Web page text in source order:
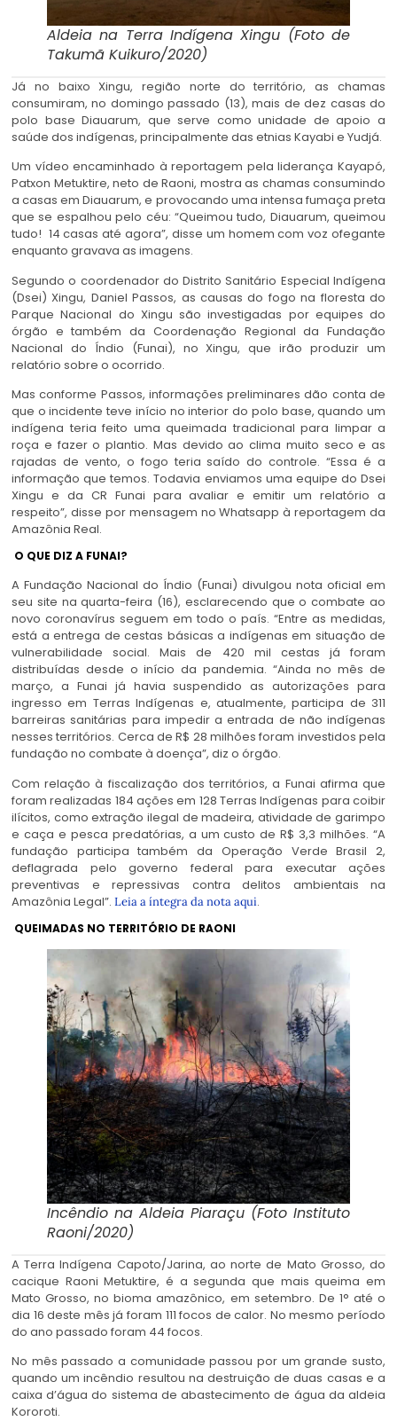
Aldeia na Terra Indígena Xingu (Foto de
Takumã Kuikuro/2020)
Já no baixo Xingu, região norte do território, as chamas
consumiram, no domingo passado (13), mais de dez casas do
polo base Diauarum, que serve como unidade de apoio a
saúde dos indígenas, principalmente das etnias Kayabi e Yudjá.
Um vídeo encaminhado à reportagem pela liderança Kayapó,
Patxon Metuktire, neto de Raoni, mostra as chamas consumindo
a casas em Diauarum, e provocando uma intensa fumaça preta
que se espalhou pelo céu: “Queimou tudo, Diauarum, queimou
tudo! 14 casas até agora”, disse um homem com voz ofegante
enquanto gravava as imagens.
Segundo o coordenador do Distrito Sanitário Especial Indígena
(Dsei) Xingu, Daniel Passos, as causas do fogo na floresta do
Parque Nacional do Xingu são investigadas por equipes do
órgão e também da Coordenação Regional da Fundação
Nacional do Índio (Funai), no Xingu, que irão produzir um
relatório sobre o ocorrido.
Mas conforme Passos, informações preliminares dão conta de
que o incidente teve início no interior do polo base, quando um
indígena teria feito uma queimada tradicional para limpar a
roça e fazer o plantio. Mas devido ao clima muito seco e as
rajadas de vento, o fogo teria saído do controle. “Essa é a
informação que temos. Todavia enviamos uma equipe do Dsei
Xingu e da CR Funai para avaliar e emitir um relatório a
respeito”, disse por mensagem no Whatsapp à reportagem da
Amazônia Real.
O QUE DIZ A FUNAI?
A Fundação Nacional do Índio (Funai) divulgou nota oficial em
seu site na quarta-feira (16), esclarecendo que o combate ao
novo coronavírus seguem em todo o país. “Entre as medidas,
está a entrega de cestas básicas a indígenas em situação de
vulnerabilidade social. Mais de 420 mil cestas já foram
distribuídas desde o início da pandemia. “Ainda no mês de
março, a Funai já havia suspendido as autorizações para
ingresso em Terras Indígenas e, atualmente, participa de 311
barreiras sanitárias para impedir a entrada de não indígenas
nesses territórios. Cerca de R$ 28 milhões foram investidos pela
fundação no combate à doença”, diz o órgão.
Com relação à fiscalização dos territórios, a Funai afirma que
foram realizadas 184 ações em 128 Terras Indígenas para coibir
ilícitos, como extração ilegal de madeira, atividade de garimpo
e caça e pesca predatórias, a um custo de R$ 3,3 milhões. “A
fundação participa também da Operação Verde Brasil 2,
deflagrada pelo governo federal para executar ações
preventivas e repressivas contra delitos ambientais na
Amazônia Legal”. Leia a íntegra da nota aqui.
QUEIMADAS NO TERRITÓRIO DE RAONI
Incêndio na Aldeia Piaraçu (Foto Instituto
Raoni/2020)
A Terra Indígena Capoto/Jarina, ao norte de Mato Grosso, do
cacique Raoni Metuktire, é a segunda que mais queima em
Mato Grosso, no bioma amazônico, em setembro. De 1° até o
dia 16 deste mês já foram 111 focos de calor. No mesmo período
do ano passado foram 44 focos.
No mês passado a comunidade passou por um grande susto,
quando um incêndio resultou na destruição de duas casas e a
caixa d’água do sistema de abastecimento de água da aldeia
Kororoti.